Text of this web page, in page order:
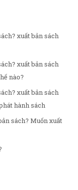
xuất bản sách
xuất bản sách
nào?
xuất bản sách
hành sách
sách? Muốn xuất